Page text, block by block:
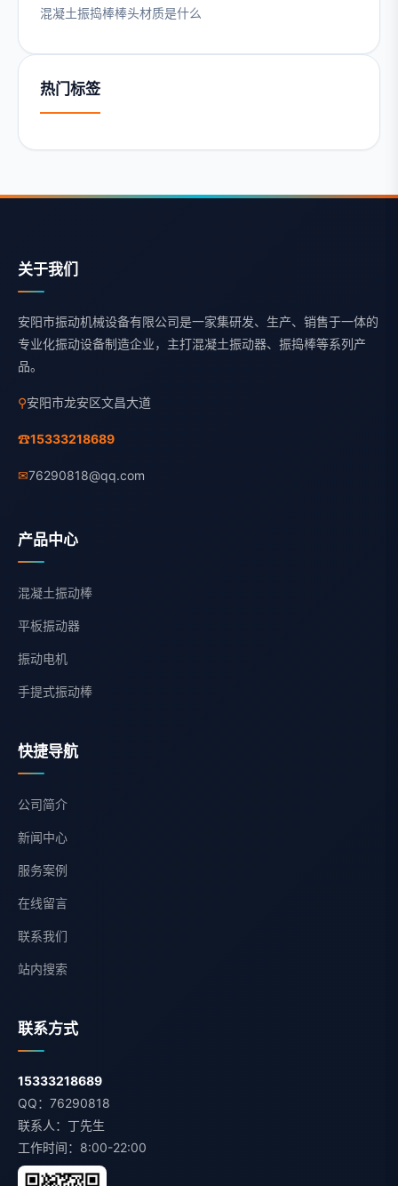
混凝土振捣棒棒头材质是什么
热门标签
关于我们
安阳市振动机械设备有限公司是一家集研发、生产、销售于一体的
专业化振动设备制造企业，主打混凝土振动器、振捣棒等系列产
品。
⚲安阳市龙安区文昌大道
☎15333218689
✉76290818@qq.com
产品中心
混凝土振动棒
平板振动器
振动电机
手提式振动棒
快捷导航
公司简介
新闻中心
服务案例
在线留言
联系我们
站内搜索
联系方式
15333218689
QQ：76290818
联系人：丁先生
工作时间：8:00-22:00